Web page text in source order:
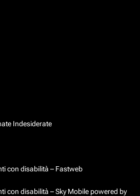
Indesiderate
con disabilità – Fastweb
con disabilità – Sky Mobile powered by